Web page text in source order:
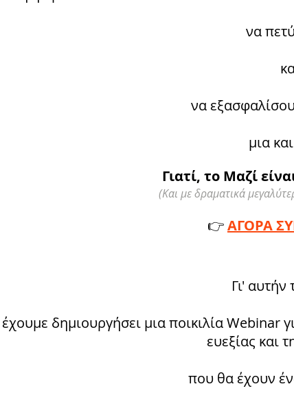
να
να
μια
Γιατί, το Μαζί
(Και με δραματικά
👉ΑΓΟΡΑ
Γι' αυτήν
έχουμε δημιουργήσει μια ποικιλία Webinar
ευεξίας και
που θα έχουν